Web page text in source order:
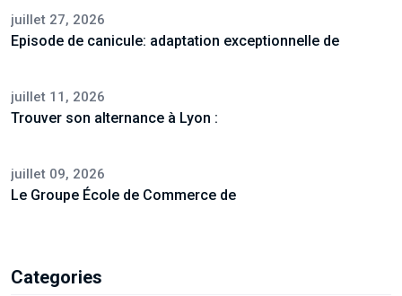
juillet 27, 2026
Episode de canicule: adaptation exceptionnelle de
juillet 11, 2026
Trouver son alternance à Lyon :
juillet 09, 2026
Le Groupe École de Commerce de
Categories